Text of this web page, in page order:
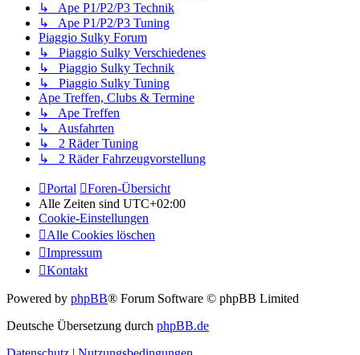
↳ Ape P1/P2/P3 Technik
↳ Ape P1/P2/P3 Tuning
Piaggio Sulky Forum
↳ Piaggio Sulky Verschiedenes
↳ Piaggio Sulky Technik
↳ Piaggio Sulky Tuning
Ape Treffen, Clubs & Termine
↳ Ape Treffen
↳ Ausfahrten
↳ 2 Räder Tuning
↳ 2 Räder Fahrzeugvorstellung
Portal
Foren-Übersicht
Alle Zeiten sind UTC+02:00
Cookie-Einstellungen
Alle Cookies löschen
Impressum
Kontakt
Powered by phpBB® Forum Software © phpBB Limited
Deutsche Übersetzung durch phpBB.de